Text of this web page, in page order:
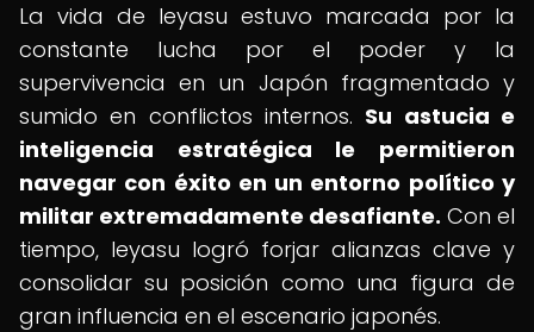
La vida de Ieyasu estuvo marcada por la
constante lucha por el poder y la
supervivencia en un Japón fragmentado y
sumido en conflictos internos. Su astucia e
inteligencia estratégica le permitieron
navegar con éxito en un entorno político y
militar extremadamente desafiante. Con el
tiempo, Ieyasu logró forjar alianzas clave y
consolidar su posición como una figura de
gran influencia en el escenario japonés.